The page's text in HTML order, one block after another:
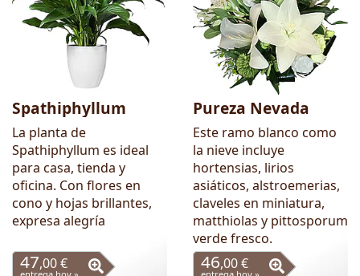
Spathiphyllum
La planta de
Spathiphyllum es ideal
para casa, tienda y
oficina. Con flores en
cono y hojas brillantes,
expresa alegría
47,00 €
Pureza Nevada
Este ramo blanco como
la nieve incluye
hortensias, lirios
asiáticos, alstroemerias,
claveles en miniatura,
matthiolas y pittosporum
verde fresco.
46,00 €